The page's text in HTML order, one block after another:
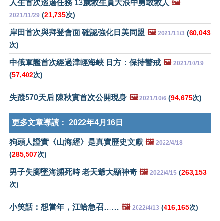
人生首次巡邏任務 13歲救生員大浪中勇敢救人 🖼️
2021/11/29 (21,735次)
岸田首次與拜登會面 確認強化日美同盟 🖼️ 2021/11/3 (60,043
次)
中俄軍艦首次經過津輕海峽 日方：保持警戒 🖼️ 2021/10/19
(57,402次)
失蹤570天后 陳秋實首次公開現身 🖼️ 2021/10/6 (94,675次)
更多文章導讀： 2022年4月16日
狗頭人證實《山海經》是真實歷史文獻 🖼️ 2022/4/18
(285,507次)
男子失腳墜海瀕死時 老天爺大顯神奇 🖼️ 2022/4/15 (263,153
次)
小笑話：想當年，江蛤急召…… 🖼️ 2022/4/13 (416,165次)